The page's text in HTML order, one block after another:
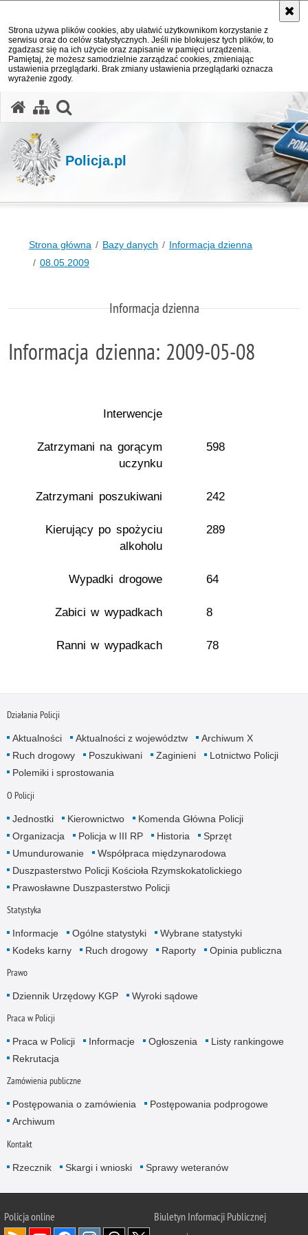
Strona używa plików cookies, aby ułatwić użytkownikom korzystanie z
serwisu oraz do celów statystycznych. Jeśli nie blokujesz tych plików, to
zgadzasz się na ich użycie oraz zapisanie w pamięci urządzenia.
Pamiętaj, że możesz samodzielnie zarządzać cookies, zmieniając
ustawienia przeglądarki. Brak zmiany ustawienia przeglądarki oznacza
wyrażenie zgody.
Policja.pl
Strona główna Bazy danych
Informacja dzienna
08.05.2009
Informacja dzienna
Informacja dzienna: 2009-05-08
Interwencje
Zatrzymani na gorącym
uczynku
598
Zatrzymani poszukiwani 242
Kierujący po spożyciu
alkoholu
289
Wypadki drogowe 64
Zabici w wypadkach 8
Ranni w wypadkach 78
Działania Policji
Aktualności Aktualności z województw
Archiwum X
Ruch drogowy
Poszukiwani Zaginieni
Lotnictwo Policji
Polemiki i sprostowania
O Policji
Jednostki Kierownictwo
Komenda Główna Policji
Organizacja
Policja w III RP Historia
Sprzęt
Umundurowanie
Współpraca międzynarodowa
Duszpasterstwo Policji Kościoła Rzymskokatolickiego
Prawosławne Duszpasterstwo Policji
Statystyka
Informacje Ogólne statystyki
Wybrane statystyki
Kodeks karny
Ruch drogowy Raporty Opinia publiczna
Prawo
Dziennik Urzędowy KGP Wyroki sądowe
Praca w Policji
Praca w Policji Informacje Ogłoszenia
Listy rankingowe
Rekrutacja
Zamówienia publiczne
Postępowania o zamówienia
Postępowania podprogowe
Archiwum
Kontakt
Rzecznik Skargi i wnioski Sprawy weteranów
Policjaonline
Biuletyn Informacji Publicznej